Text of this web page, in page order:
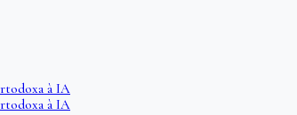
à IA
à IA